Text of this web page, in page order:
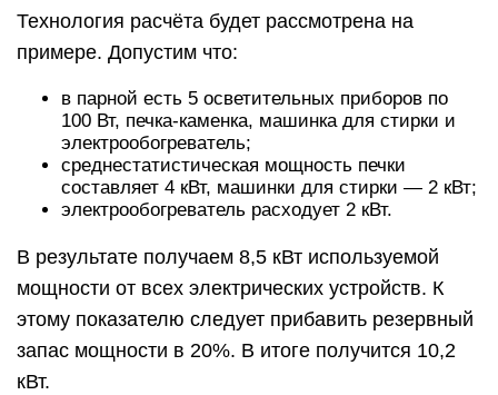
Технология расчёта будет рассмотрена на
примере. Допустим что:
в парной есть 5 осветительных приборов по
100 Вт, печка-каменка, машинка для стирки и
электрообогреватель;
среднестатистическая мощность печки
составляет 4 кВт, машинки для стирки — 2 кВт;
электрообогреватель расходует 2 кВт.
В результате получаем 8,5 кВт используемой
мощности от всех электрических устройств. К
этому показателю следует прибавить резервный
запас мощности в 20%. В итоге получится 10,2
кВт.